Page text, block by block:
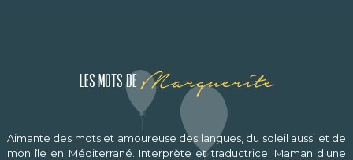
Les mots de Marguerite
Aimante des mots et amoureuse des langues, du soleil aussi et de
mon île en Méditerrané. Interprète et traductrice. Maman d'une